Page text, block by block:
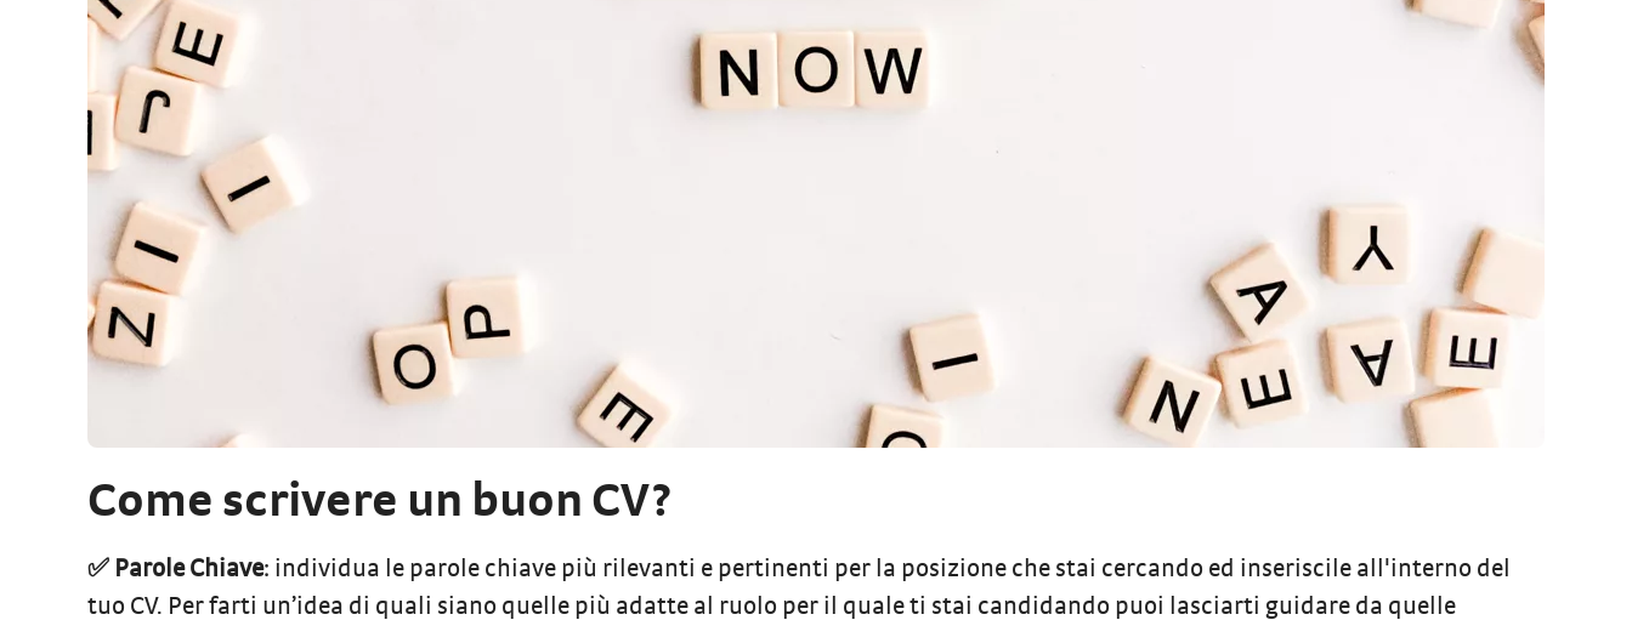
Come scrivere un buon CV?
✅ Parole Chiave: individua le parole chiave più rilevanti e pertinenti per la posizione che stai cercando ed inseriscile all'interno del
tuo CV. Per farti un’idea di quali siano quelle più adatte al ruolo per il quale ti stai candidando puoi lasciarti guidare da quelle